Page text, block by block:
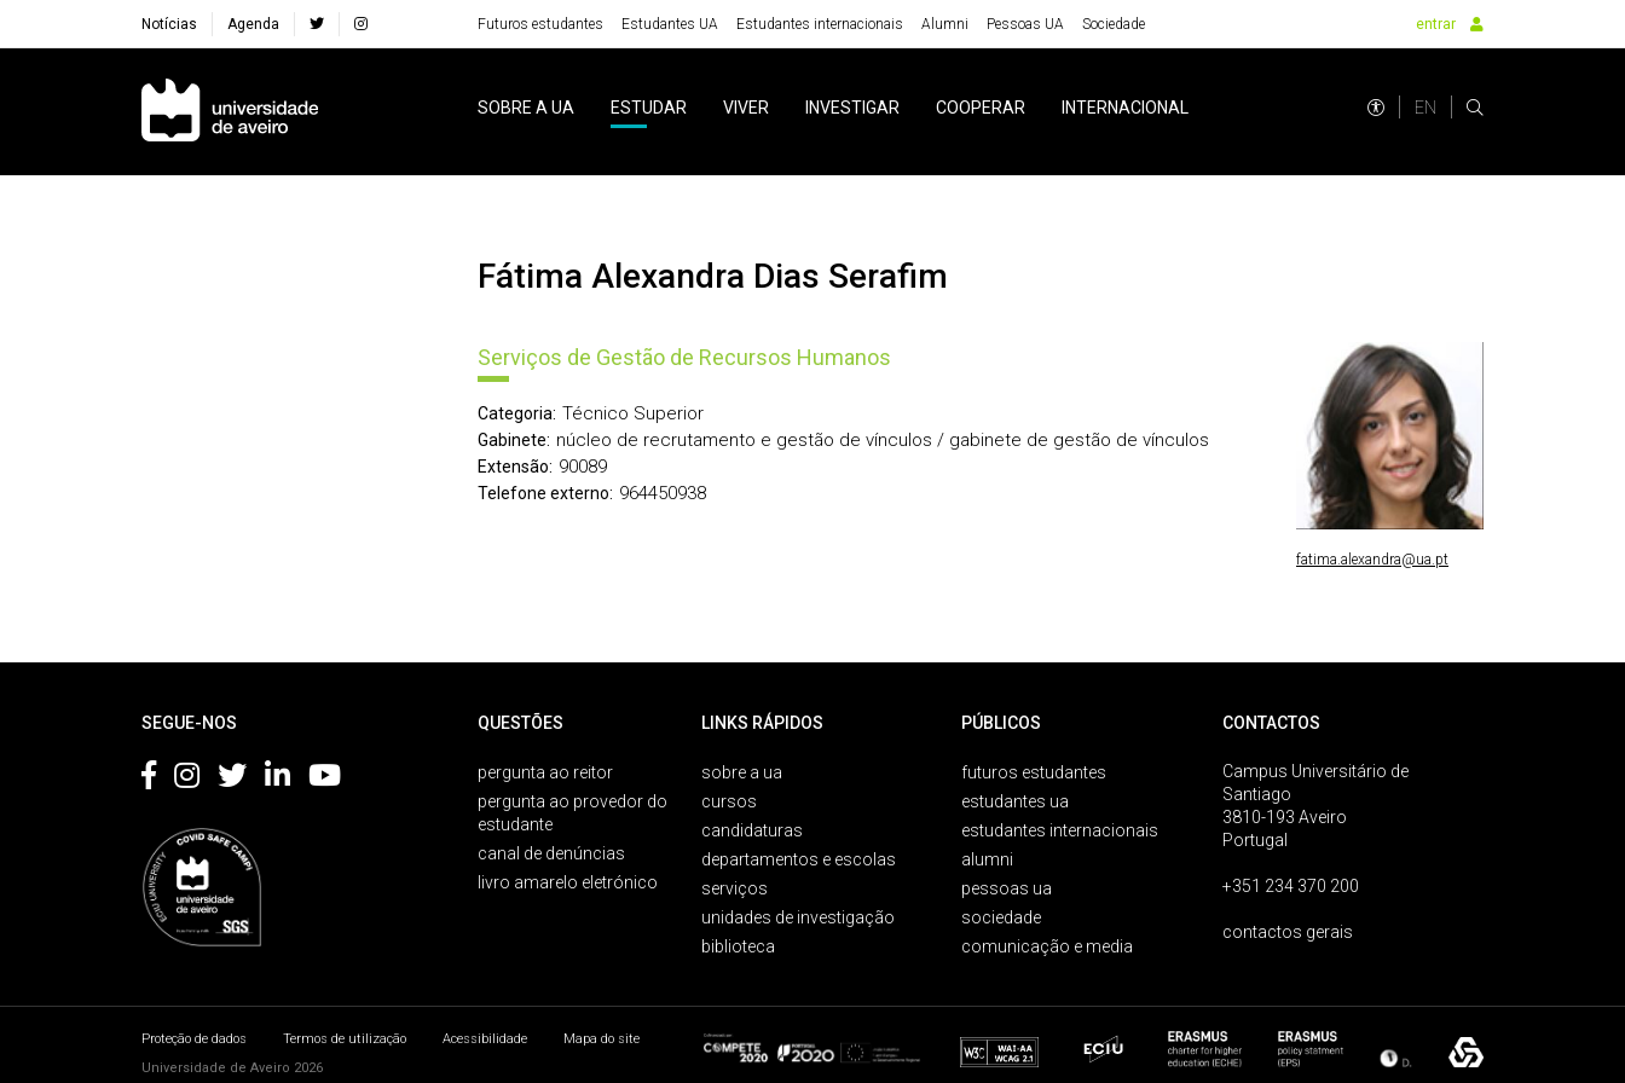
Notícias Agenda Futuros estudantes Estudantes UA Estudantes internacionais Alumni Pessoas UA Sociedade entrar
Navegação Principal
SOBRE A UA ESTUDAR VIVER INVESTIGAR COOPERAR INTERNACIONAL EN
Fátima Alexandra Dias Serafim
Serviços de Gestão de Recursos Humanos
Categoria: Técnico Superior
Gabinete: núcleo de recrutamento e gestão de vínculos / gabinete de gestão de vínculos
Extensão: 90089
Telefone externo: 964450938
fatima.alexandra@ua.pt
SEGUE-NOS QUESTÕES
pergunta ao reitor
pergunta ao provedor do
estudante
canal de denúncias
livro amarelo eletrónico
LINKS RÁPIDOS
sobre a ua
cursos
candidaturas
departamentos e escolas
serviços
unidades de investigação
biblioteca
PÚBLICOS
futuros estudantes
estudantes ua
estudantes internacionais
alumni
pessoas ua
sociedade
comunicação e media
CONTACTOS
Campus Universitário de
Santiago
3810-193 Aveiro
Portugal
+351 234 370 200
contactos gerais
Proteção de dados Termos de utilização Acessibilidade
Mapa do site
Universidade de Aveiro 2026